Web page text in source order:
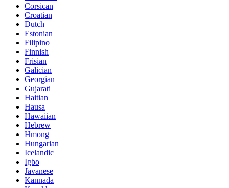
Corsican
Croatian
Dutch
Estonian
Filipino
Finnish
Frisian
Galician
Georgian
Gujarati
Haitian
Hausa
Hawaiian
Hebrew
Hmong
Hungarian
Icelandic
Igbo
Javanese
Kannada